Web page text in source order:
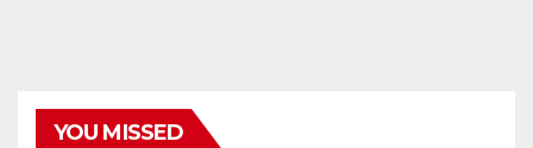
YOU MISSED